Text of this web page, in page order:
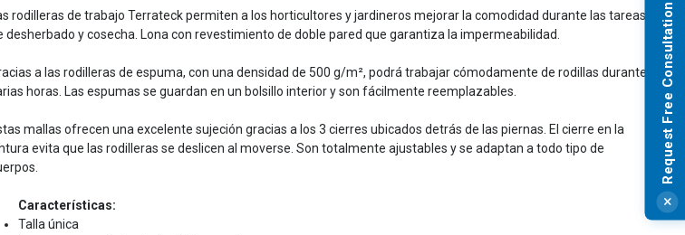
rodilleras de trabajo Terrateck permiten a los horticultores y jardineros mejorar la comodidad durante las tareas
desherbado y cosecha. Lona con revestimiento de doble pared que garantiza la impermeabilidad.
a las rodilleras de espuma, con una densidad de 500 g/m², podrá trabajar cómodamente de rodillas durante
horas. Las espumas se guardan en un bolsillo interior y son fácilmente reemplazables.
mallas ofrecen una excelente sujeción gracias a los 3 cierres ubicados detrás de las piernas. El cierre en la
evita que las rodilleras se deslicen al moverse. Son totalmente ajustables y se adaptan a todo tipo de
Características:
Talla única
Request Free Consultation